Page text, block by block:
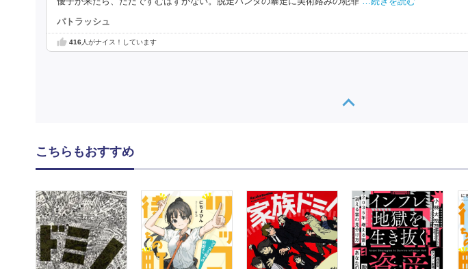
パトラッシュ
416人がナイス！しています
こちらもおすすめ